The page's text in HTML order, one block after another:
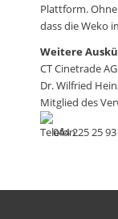
Plattform.
dass die Weko
Weitere
CT Cinetrade AG
Dr. Wilfried
Mitglied des
044 225 25 93